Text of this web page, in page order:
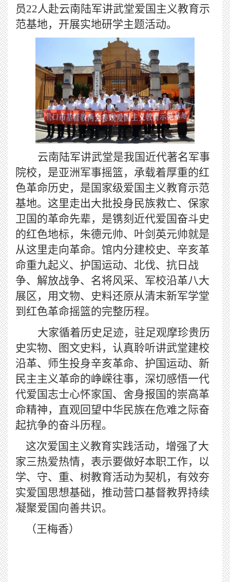
员22人赴云南陆军讲武堂爱国主义教育示
范基地，开展实地研学主题活动。
云南陆军讲武堂是我国近代著名军事
院校，是亚洲军事摇篮，承载着厚重的红
色革命历史，是国家级爱国主义教育示范
基地。这里走出大批投身民族救亡、保家
卫国的革命先辈，是镌刻近代爱国奋斗史
的红色地标，朱德元帅、叶剑英元帅就是
从这里走向革命。馆内分建校史、辛亥革
命重九起义、护国运动、北伐、抗日战
争、解放战争、名将风采、军校沿革八大
展区，用文物、史料还原从清末新军学堂
到红色革命摇篮的完整历程。
大家循着历史足迹，驻足观摩珍贵历
史实物、图文史料，认真聆听讲武堂建校
沿革、师生投身辛亥革命、护国运动、新
民主主义革命的峥嵘往事，深切感悟一代
代爱国志士心怀家国、舍身报国的崇高革
命精神，直观回望中华民族在危难之际奋
起抗争的奋斗历程。
这次爱国主义教育实践活动，增强了大
家三热爱热情，表示要做好本职工作，以
学、守、重、树教育活动为契机，有效夯
实爱国思想基础，推动营口基督教界持续
凝聚爱国向善共识。
（王梅香）